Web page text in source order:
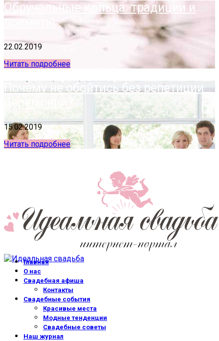
Обручальные кольца: традиции и
приметы
22.02.2019
Читать подробнее
Почему не обойтись без репетиции
церемонии?
15.02.2019
Читать подробнее
Главная
О нас
Свадебная афиша
Контакты
Свадебные события
Красивые места
Модные тенденции
Свадебные советы
Наш журнал